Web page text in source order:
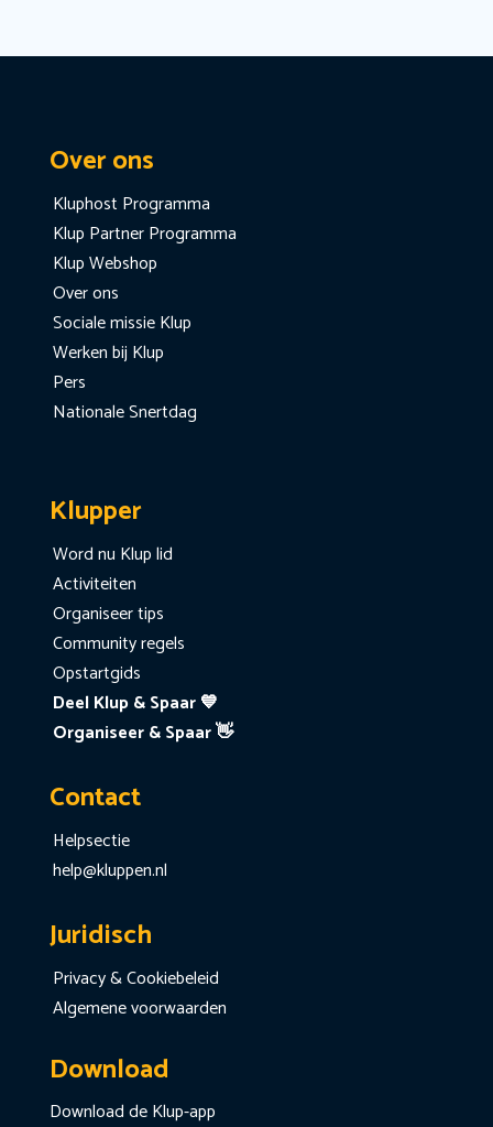
Over ons
Kluphost Programma
Klup Partner Programma
Klup Webshop
Over ons
Sociale missie Klup
Werken bij Klup
Pers
Nationale Snertdag
Klupper
Word nu Klup lid
Activiteiten
Organiseer tips
Community regels
Opstartgids
Deel Klup & Spaar 💙
Organiseer & Spaar 👋
Contact
Helpsectie
help@kluppen.nl
Juridisch
Privacy & Cookiebeleid
Algemene voorwaarden
Download
Download de Klup-app